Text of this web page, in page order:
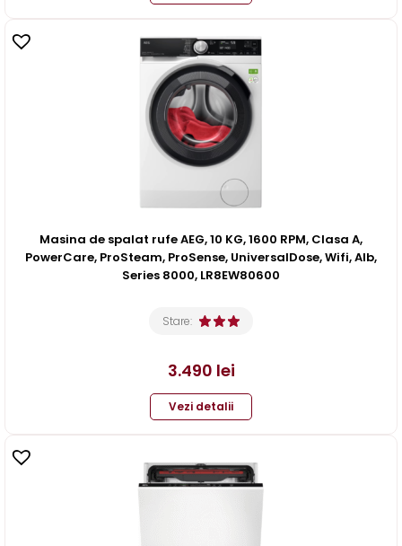
Masina de spalat rufe AEG, 10 KG, 1600 RPM, Clasa A,
PowerCare, ProSteam, ProSense, UniversalDose, Wifi, Alb,
Series 8000, LR8EW80600
Stare:
3.490 lei
Vezi detalii